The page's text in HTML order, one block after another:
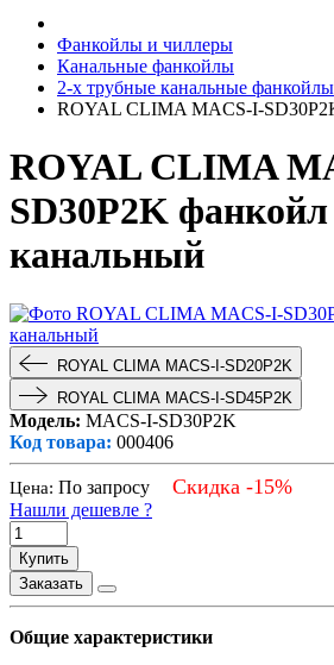
Фанкойлы и чиллеры
Канальные фанкойлы
2-х трубные канальные фанкойлы
ROYAL CLIMA MACS-I-
ROYAL CLIMA
SD30P2K фанкойл
канальный
ROYAL CLIMA MACS-I-SD20P2K
ROYAL CLIMA MACS-I-SD45P2K
Модель: MACS-I-SD30P2K
Код товара: 000406
Цена: По запросу Скидка -15%
Нашли дешевле ?
Купить
Заказать
Общие характеристики